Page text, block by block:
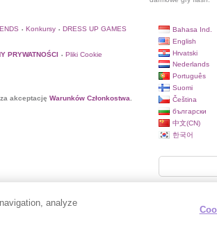
• Konkursy • DRESS UP GAMES
PRYWATNOŚCI • Pliki Cookie
akceptację Warunków Członkostwa
Bahasa Ind.
English
Hrvatski
Nederlands
Português
Suomi
Čeština
български
中文(CN)
한국어
analyze